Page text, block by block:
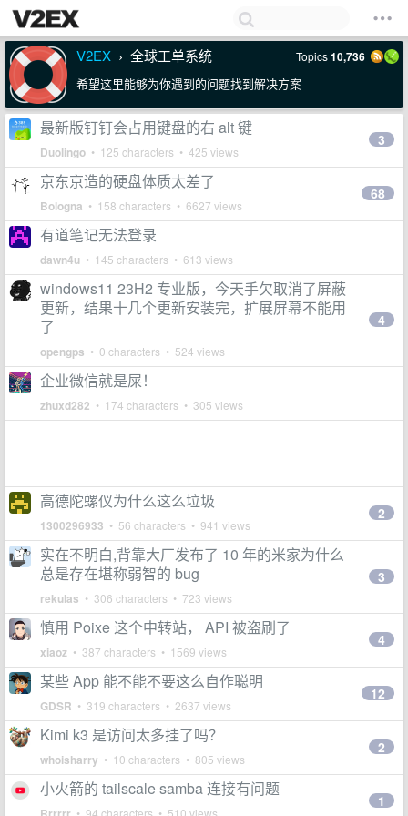
V2EX › 全球工单系统 Topics10,736
希望这里能够为你遇到的问题找到解决方案
最新版钉钉会占用键盘的右 alt 键
Duolingo • 125 characters • 425 views
3
京东京造的硬盘体质太差了
Bologna • 158 characters • 6627 views
68
有道笔记无法登录
dawn4u • 145 characters • 613 views
windows11 23H2 专业版，今天手欠取消了屏蔽
更新，结果十几个更新安装完，扩展屏幕不能用
了
opengps • 0 characters • 524 views
4
企业微信就是屎！
zhuxd282 • 174 characters • 305 views
高德陀螺仪为什么这么垃圾
1300296933 • 56 characters • 941 views
2
实在不明白,背靠大厂发布了 10 年的米家为什么
总是存在堪称弱智的 bug
rekulas • 306 characters • 723 views
3
慎用 Poixe 这个中转站， API 被盗刷了
xiaoz • 387 characters • 1569 views
4
某些 App 能不能不要这么自作聪明
GDSR • 319 characters • 2637 views
12
Kimi k3 是访问太多挂了吗？
whoisharry • 10 characters • 805 views
2
小火箭的 tailscale samba 连接有问题
• 94 characters • 510 views
1